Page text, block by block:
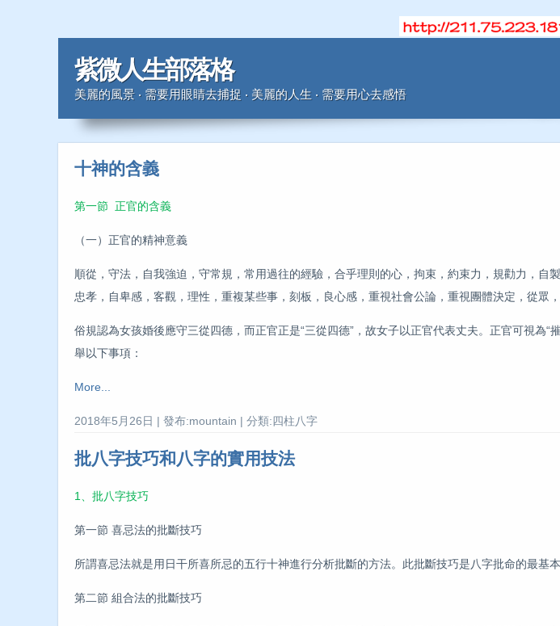
紫微人生部落格
美麗的風景 ‧ 需要用眼睛去捕捉 ‧ 美麗的人生 ‧ 需要用心去感悟
十神的含義
第一節 正官的含義
（一）正官的精神意義
順從，守法，自我強迫，守常規，常用過往的經驗，合乎理則的心，拘束，約束力，規勸力，自
忠孝，自卑感，客觀，理性，重複某些事，刻板，良心感，重視社會公論，重視團體決定，從眾，
俗規認為女孩婚後應守三從四德，而正官正是“三從四德”，故女子以正官代表丈夫。正官可視為“
舉以下事項：
More...
2018年5月26日 | 發布:mountain | 分類:四柱八字
批八字技巧和八字的實用技法
1、批八字技巧
第一節 喜忌法的批斷技巧
所謂喜忌法就是用日干所喜所忌的五行十神進行分析批斷的方法。此批斷技巧是八字批命的最基本
第二節 組合法的批斷技巧